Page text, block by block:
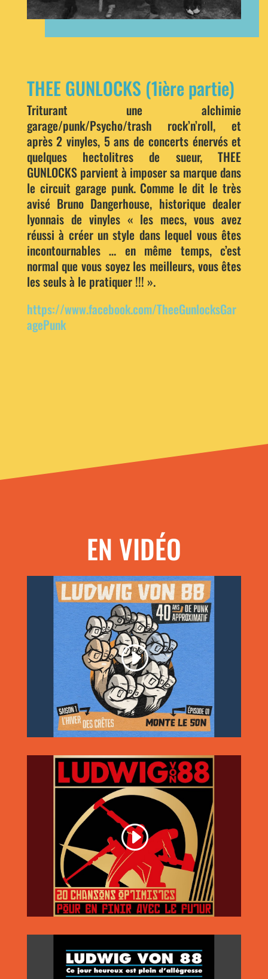
THEE GUNLOCKS (1ière partie)
Triturant une alchimie
garage/punk/Psycho/trash rock’n’roll, et
après 2 vinyles, 5 ans de concerts énervés et
quelques hectolitres de sueur, THEE
GUNLOCKS parvient à imposer sa marque dans
le circuit garage punk. Comme le dit le très
avisé Bruno Dangerhouse, historique dealer
lyonnais de vinyles « les mecs, vous avez
réussi à créer un style dans lequel vous êtes
incontournables … en même temps, c’est
normal que vous soyez les meilleurs, vous êtes
les seuls à le pratiquer !!! ».
https://www.facebook.com/TheeGunlocksGar
agePunk
EN VIDÉO